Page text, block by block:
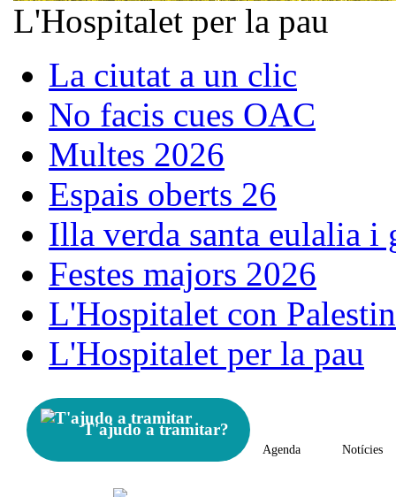
L'Hospitalet per la pau
La ciutat a un clic
No facis cues OAC
Multes 2026
Espais oberts 26
Illa verda santa eulalia i
Festes majors 2026
L'Hospitalet con
L'Hospitalet per la pau
T'ajudo a tramitar?
Agenda Notícies